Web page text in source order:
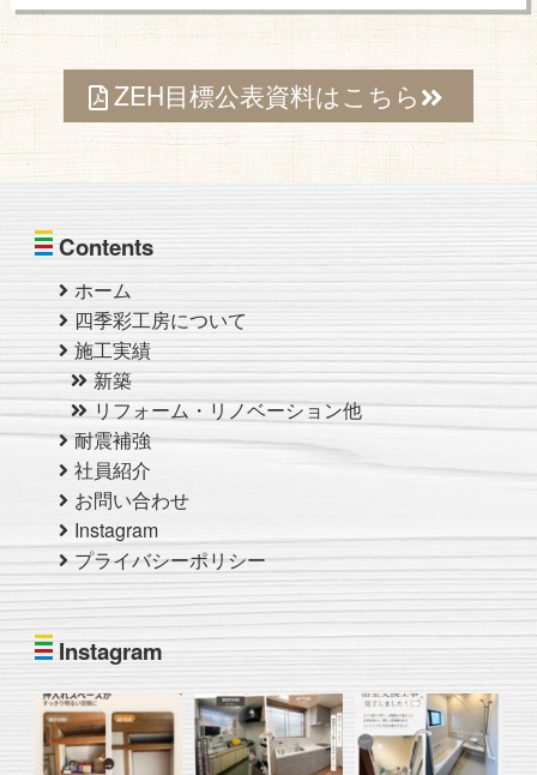
ZEH目標公表資料はこちら
Contents
ホーム
四季彩工房について
施工実績
新築
リフォーム・リノベーション他
耐震補強
社員紹介
お問い合わせ
Instagram
プライバシーポリシー
Instagram